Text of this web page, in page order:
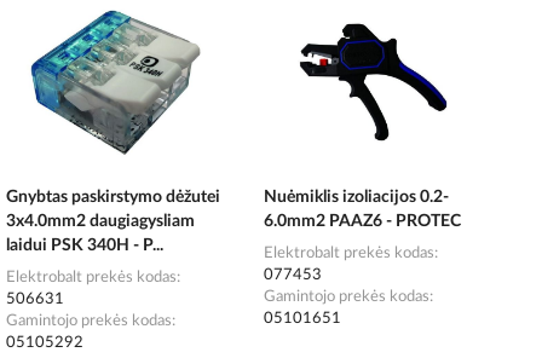
Gnybtas paskirstymo dėžutei
3x4.0mm2 daugiagysliam
laidui PSK 340H - P...
Elektrobalt prekės kodas
506631
Gamintojo prekės kodas
05105292
Nuėmiklis izoliacijos 0.2-
6.0mm2 PAAZ6 - PROTEC
Elektrobalt prekės kodas
077453
Gamintojo prekės kodas
05101651